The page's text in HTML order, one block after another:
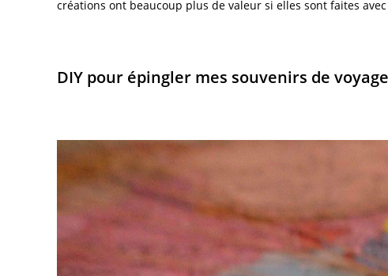
créations ont beaucoup plus de valeur si elles sont faites
DIY pour épingler mes souvenirs de voyage